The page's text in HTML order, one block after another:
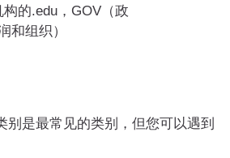
的.edu，GOV（政
和组织）
是最常见的类别，但您可以遇到